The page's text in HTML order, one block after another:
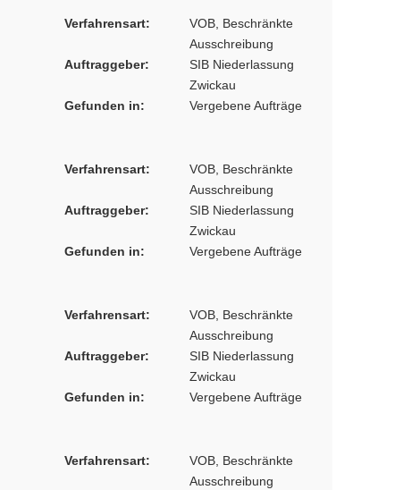
Verfahrensart:
VOB, Beschränkte
Ausschreibung
Auftraggeber:
SIB Niederlassung
Zwickau
Gefunden in:
Vergebene Aufträge
Verfahrensart:
VOB, Beschränkte
Ausschreibung
Auftraggeber:
SIB Niederlassung
Zwickau
Gefunden in:
Vergebene Aufträge
Verfahrensart:
VOB, Beschränkte
Ausschreibung
Auftraggeber:
SIB Niederlassung
Zwickau
Gefunden in:
Vergebene Aufträge
Verfahrensart:
VOB, Beschränkte
Ausschreibung